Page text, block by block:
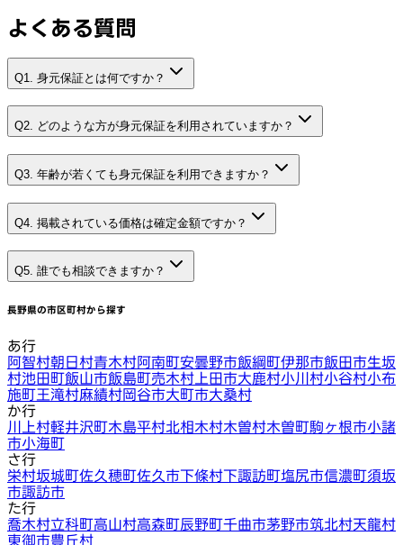
よくある質問
Q1. 身元保証とは何ですか？
Q2. どのような方が身元保証を利用されていますか？
Q3. 年齢が若くても身元保証を利用できますか？
Q4. 掲載されている価格は確定金額ですか？
Q5. 誰でも相談できますか？
長野県の市区町村から探す
あ行
阿智村朝日村青木村阿南町安曇野市飯綱町伊那市飯田市生坂
村池田町飯山市飯島町売木村 上田市大鹿村小川村小谷村小布
施町王滝村麻績村岡谷市大町市大桑村
か行
川上村軽井沢町木島平村北相木村木曽村木曽町駒ヶ根市小諸
市小海町
さ行
栄村坂城町佐久穂町佐久市下條村下諏訪町塩尻市信濃町須坂
市諏訪市
た行
喬木村立科町高山村高森町辰野町千曲市茅野市筑北村天龍村
東御市豊丘村